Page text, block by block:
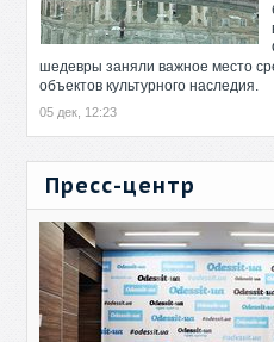
шедевры заняли важное место
объектов культурного наследия.
05 дек, 12:23
Пресс-центр